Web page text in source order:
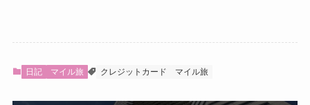
日記 マイル旅 クレジットカード マイル旅